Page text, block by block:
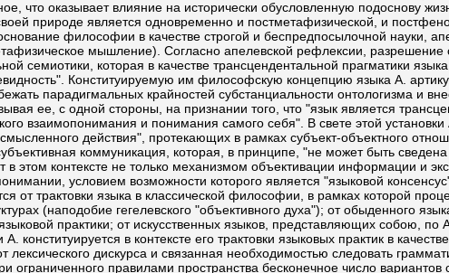
что оказывает влияние на исторически обусловленную подоснову
природе является одновременно и постметафизической, и
философии в качестве строгой и беспредпосылочной науки,
мышление). Согласно апелевской рефлексии,
семиотики, которая в качестве трансцендентальной прагматики
Конституируемую им философскую концепцию языка А.
парадигмальных крайностей субстанциальности онтологизма и
ее, с одной стороны, на признании того, что "язык является
взаимопонимания и понимания самого себя". В свете этой
действия", протекающих в рамках субъект-объектного
коммуникация, которая, в принципе, "не может быть
этом контексте не только механизмом объективации информации и
условием возможности которого является "языковой
от трактовки языка в классической философии, в рамках которой
(наподобие гегелевского "объективного духа"); от обыденного
практики; от искусственных языков, представляющих собою,
в контексте его трактовки языковых практик в
дискурса и связанная необходимостью следовать
правилами пространства бесконечное число вариантов